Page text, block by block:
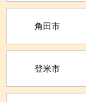
角田市
登米市